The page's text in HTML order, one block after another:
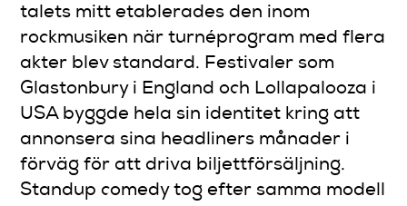
talets mitt etablerades den inom
rockmusiken när turnéprogram med flera
akter blev standard. Festivaler som
Glastonbury i England och Lollapalooza i
USA byggde hela sin identitet kring att
annonsera sina headliners månader i
förväg för att driva biljettförsäljning.
Standup comedy tog efter samma modell